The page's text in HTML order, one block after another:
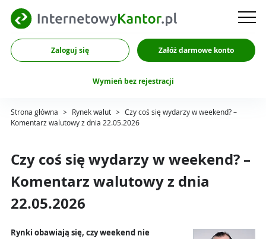
Zaloguj się Załóż darmowe konto
Wymień bez rejestracji
Strona główna > Rynek walut > Czy coś się wydarzy w weekend? –
Komentarz walutowy z dnia 22.05.2026
Czy coś się wydarzy w weekend? –
Komentarz walutowy z dnia
22.05.2026
Rynki obawiają się, czy weekend nie